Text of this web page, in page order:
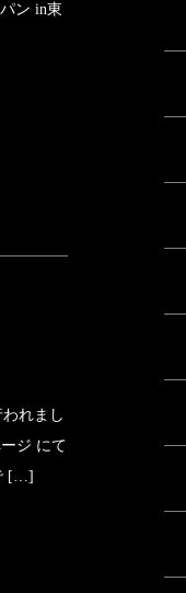
ン in東
れまし
ジ にて
[…]